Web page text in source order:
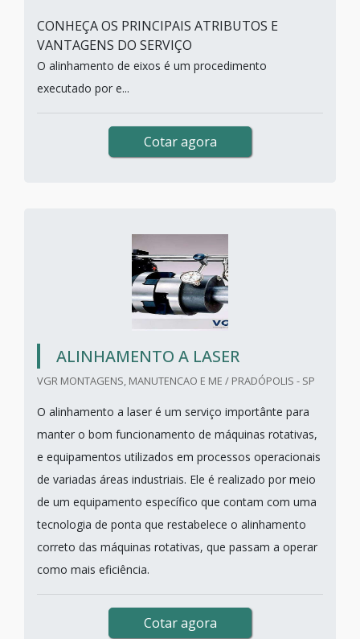
CONHEÇA OS PRINCIPAIS ATRIBUTOS E
VANTAGENS DO SERVIÇO
O alinhamento de eixos é um procedimento
executado por e...
Cotar agora
ALINHAMENTO A LASER
VGR MONTAGENS, MANUTENCAO E ME / PRADÓPOLIS - SP
O alinhamento a laser é um serviço importânte para
manter o bom funcionamento de máquinas rotativas,
e equipamentos utilizados em processos operacionais
de variadas áreas industriais. Ele é realizado por meio
de um equipamento específico que contam com uma
tecnologia de ponta que restabelece o alinhamento
correto das máquinas rotativas, que passam a operar
como mais eficiência.
Cotar agora